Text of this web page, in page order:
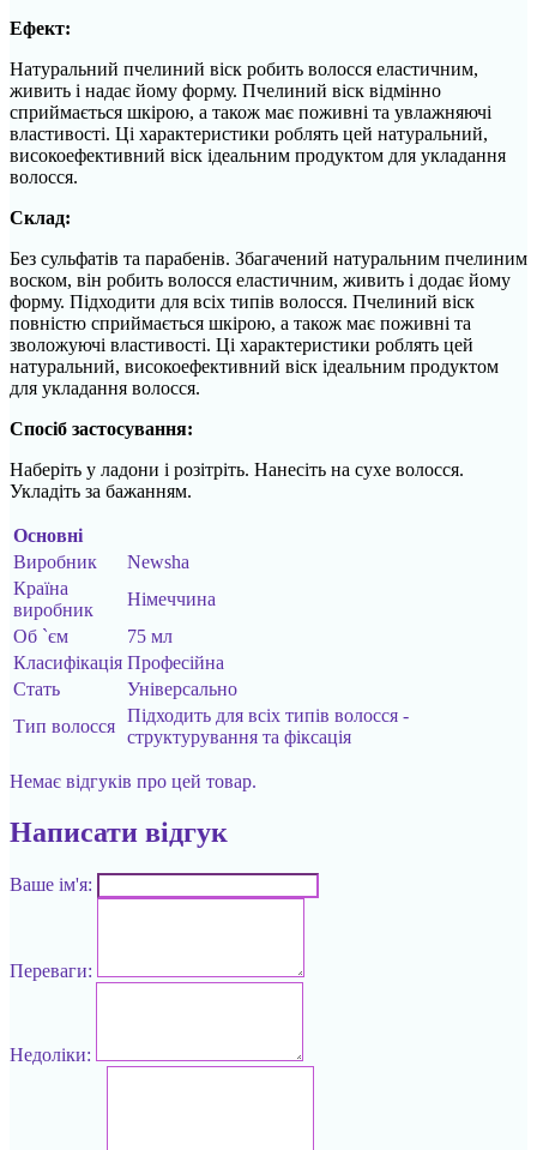
Ефект:
Натуральний пчелиний віск робить волосся еластичним,
живить і надає йому форму. Пчелиний віск відмінно
сприймається шкірою, а також має поживні та увлажняючі
властивості. Ці характеристики роблять цей натуральний,
високоефективний віск ідеальним продуктом для укладання
волосся.
Склад:
Без сульфатів та парабенів. Збагачений натуральним пчелиним
воском, він робить волосся еластичним, живить і додає йому
форму. Підходити для всіх типів волосся. Пчелиний віск
повністю сприймається шкірою, а також має поживні та
зволожуючі властивості. Ці характеристики роблять цей
натуральний, високоефективний віск ідеальним продуктом
для укладання волосся.
Спосіб застосування:
Наберіть у ладони і розітріть. Нанесіть на сухе волосся.
Укладіть за бажанням.
Основні
Виробник
Newsha
Країна
виробник
Німеччина
Об `єм
75 мл
Класифікація Професійна
Стать
Універсально
Тип волосся
Підходить для всіх типів волосся -
структурування та фіксація
Немає відгуків про цей товар.
Написати відгук
Ваше ім'я:
Переваги:
Недоліки: